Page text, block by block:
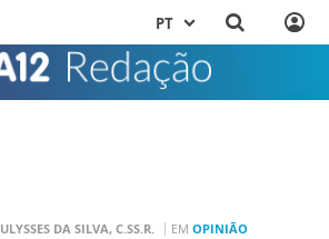
PT
DA SILVA, C.SS.R. EM OPINIÃO